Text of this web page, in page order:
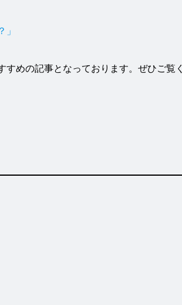
すめの記事となっております。ぜひご覧